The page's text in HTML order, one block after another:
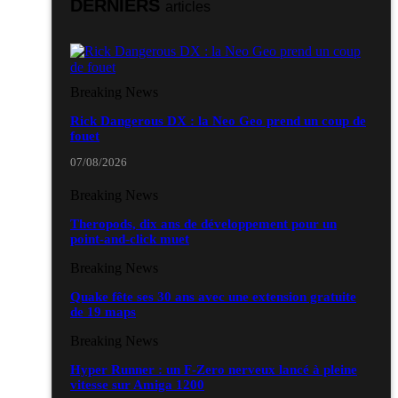
Salons & conventions geeks
DERNIERS articles
Breaking News
Rick Dangerous DX : la Neo Geo prend un coup de
fouet
07/08/2026
Breaking News
Theropods, dix ans de développement pour un
point-and-click muet
Breaking News
Quake fête ses 30 ans avec une extension gratuite
de 19 maps
Breaking News
Hyper Runner : un F-Zero nerveux lancé à pleine
vitesse sur Amiga 1200